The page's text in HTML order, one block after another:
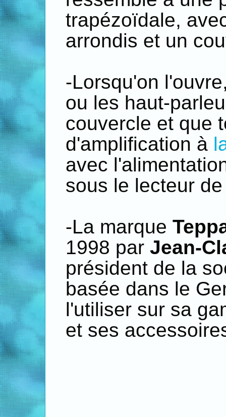
trapézoïdale,
arrondis et un
-Lorsqu'on
ou les haut-
couvercle et que
d'amplification à
avec
sous le lecteur
-La marque
1998 par Jean-
président de la
basée dans le
l'utiliser sur sa
et ses